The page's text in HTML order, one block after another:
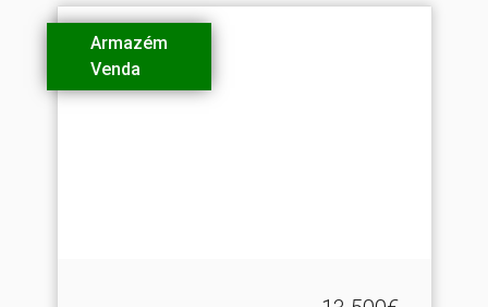
Armazém
Venda